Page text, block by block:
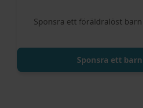
Sponsra ett föräldralöst
Sponsra ett barn